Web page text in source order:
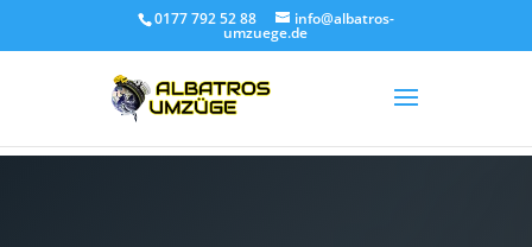
0177 792 52 88 info@albatros-
umzuege.de